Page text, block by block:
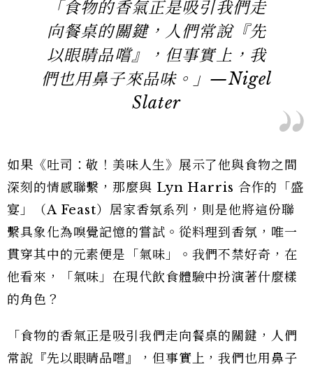
「食物的香氣正是吸引我們走
向餐桌的關鍵，人們常說『先
以眼睛品嚐』，但事實上，我
們也用鼻子來品味。」—Nigel
Slater
如果《吐司：敬！美味人生》展示了他與食物之間
深刻的情感聯繫，那麼與 Lyn Harris 合作的「盛
宴」（A Feast）居家香氛系列，則是他將這份聯
繫具象化為嗅覺記憶的嘗試。從料理到香氛，唯一
貫穿其中的元素便是「氣味」。我們不禁好奇，在
他看來，「氣味」在現代飲食體驗中扮演著什麼樣
的角色？
「食物的香氣正是吸引我們走向餐桌的關鍵，人們
常說『先以眼睛品嚐』，但事實上，我們也用鼻子